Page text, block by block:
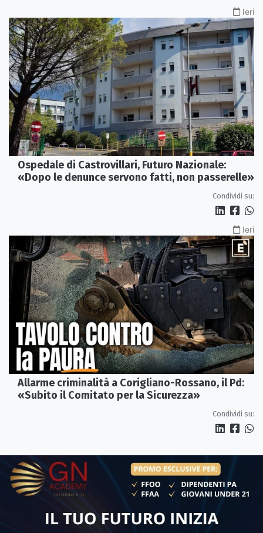
Ieri
Ospedale di Castrovillari, Futuro Nazionale:
«Dopo le denunce servono fatti, non passerelle»
Condividi su:
Ieri
Allarme criminalità a Corigliano-Rossano, il Pd:
«Subito il Comitato per la Sicurezza»
Condividi su: